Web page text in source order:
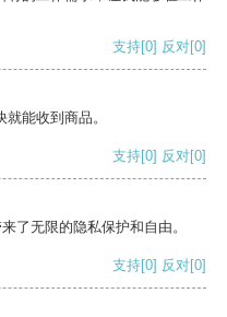
支持[0] 反对[0]
能收到商品。
支持[0] 反对[0]
了无限的隐私保护和自由。
支持[0] 反对[0]